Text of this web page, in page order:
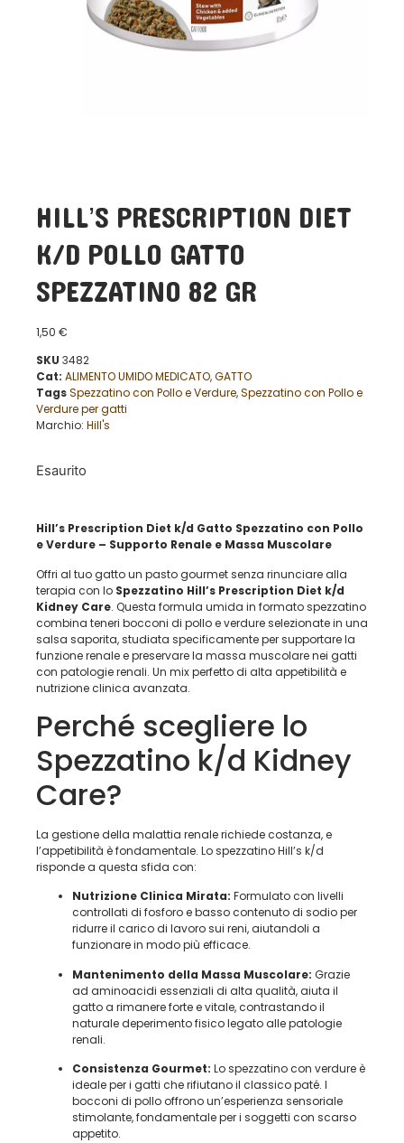
HILL’S PRESCRIPTION DIET
K/D POLLO GATTO
SPEZZATINO 82 GR
1,50 €
SKU 3482
Cat: ALIMENTO UMIDO MEDICATO,GATTO
TagsSpezzatino con Pollo e Verdure,Spezzatino con Pollo e
Verdure per gatti
Marchio: Hill's
Esaurito
Hill’s Prescription Diet k/d Gatto Spezzatino con Pollo
e Verdure – Supporto Renale e Massa Muscolare
Offri al tuo gatto un pasto gourmet senza rinunciare alla
terapia con lo Spezzatino Hill’s Prescription Diet k/d
Kidney Care. Questa formula umida in formato spezzatino
combina teneri bocconi di pollo e verdure selezionate in una
salsa saporita, studiata specificamente per supportare la
funzione renale e preservare la massa muscolare nei gatti
con patologie renali. Un mix perfetto di alta appetibilità e
nutrizione clinica avanzata.
Perché scegliere lo
Spezzatino k/d Kidney
Care?
La gestione della malattia renale richiede costanza, e
l’appetibilità è fondamentale. Lo spezzatino Hill’s k/d
risponde a questa sfida con:
Nutrizione Clinica Mirata: Formulato con livelli
controllati di fosforo e basso contenuto di sodio per
ridurre il carico di lavoro sui reni, aiutandoli a
funzionare in modo più efficace.
Mantenimento della Massa Muscolare: Grazie
ad aminoacidi essenziali di alta qualità, aiuta il
gatto a rimanere forte e vitale, contrastando il
naturale deperimento fisico legato alle patologie
renali.
Consistenza Gourmet: Lo spezzatino con verdure è
ideale per i gatti che rifiutano il classico paté. I
bocconi di pollo offrono un’esperienza sensoriale
stimolante, fondamentale per i soggetti con scarso
appetito.